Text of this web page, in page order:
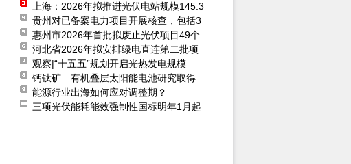
上海：2026年拟推进光伏电站规模145.3
贵州对已备案电力项目开展核查，包括3
惠州市2026年首批拟废止光伏项目49个
河北省2026年拟安排绿电直连第二批项
观察|“十五五”规划开启光热发电规模
钙钛矿—有机叠层太阳能电池研究取得
能源行业出海如何应对调整期？
三项光伏能耗能效强制性国标明年1月起